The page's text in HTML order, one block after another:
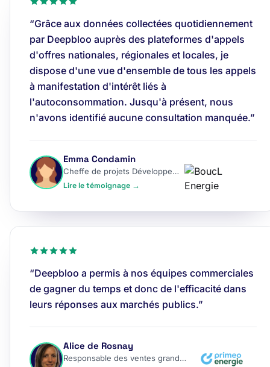
“Grâce aux données collectées quotidiennement
par Deepbloo auprès des plateformes d'appels
d'offres nationales, régionales et locales, je
dispose d'une vue d'ensemble de tous les appels
à manifestation d'intérêt liés à
l'autoconsommation. Jusqu'à présent, nous
n'avons identifié aucune consultation manquée.”
Emma Condamin
Cheffe de projets Développement
Lire le témoignage →
“Deepbloo a permis à nos équipes commerciales
de gagner du temps et donc de l'efficacité dans
leurs réponses aux marchés publics.”
Alice de Rosnay
Responsable des ventes grands comptes